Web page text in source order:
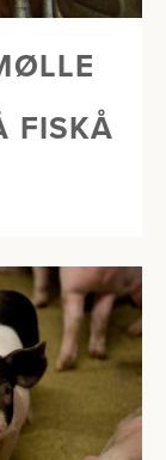
FISKÅ